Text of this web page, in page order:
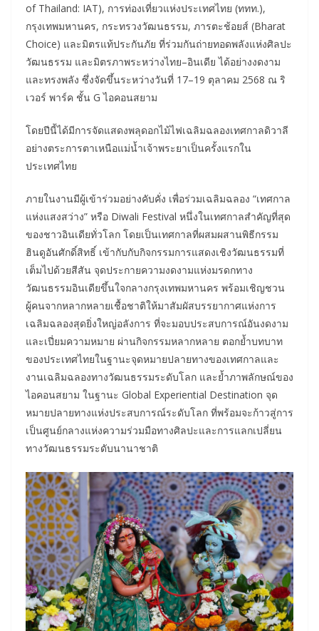
of Thailand: IAT), การท่องเที่ยวแห่งประเทศไทย (ททท.),
กรุงเทพมหานคร, กระทรวงวัฒนธรรม, ภารตะช้อยส์ (Bharat
Choice) และมิตรแท้ประกันภัย ที่ร่วมกันถ่ายทอดพลังแห่งศิลปะ
วัฒนธรรม และมิตรภาพระหว่างไทย–อินเดีย ได้อย่างงดงาม
และทรงพลัง ซึ่งจัดขึ้นระหว่างวันที่ 17–19 ตุลาคม 2568 ณ ริ
เวอร์ พาร์ค ชั้น G ไอคอนสยาม
โดยปีนี้ได้มีการจัดแสดงพลุดอกไม้ไฟเฉลิมฉลองเทศกาลดิวาลี
อย่างตระการตาเหนือแม่น้ำเจ้าพระยาเป็นครั้งแรกใน
ประเทศไทย
ภายในงานมีผู้เข้าร่วมอย่างคับคั่ง เพื่อร่วมเฉลิมฉลอง “เทศกาล
แห่งแสงสว่าง” หรือ Diwali Festival หนึ่งในเทศกาลสำคัญที่สุด
ของชาวอินเดียทั่วโลก โดยเป็นเทศกาลที่ผสมผสานพิธีกรรม
ฮินดูอันศักดิ์สิทธิ์ เข้ากับกับกิจกรรมการแสดงเชิงวัฒนธรรมที่
เต็มไปด้วยสีสัน จุดประกายความงดงามแห่งมรดกทาง
วัฒนธรรมอินเดียขึ้นใจกลางกรุงเทพมหานคร พร้อมเชิญชวน
ผู้คนจากหลากหลายเชื้อชาติให้มาสัมผัสบรรยากาศแห่งการ
เฉลิมฉลองสุดยิ่งใหญ่อลังการ ที่จะมอบประสบการณ์อันงดงาม
และเปี่ยมความหมาย ผ่านกิจกรรมหลากหลาย ตอกย้ำบทบาท
ของประเทศไทยในฐานะจุดหมายปลายทางของเทศกาลและ
งานเฉลิมฉลองทางวัฒนธรรมระดับโลก และย้ำภาพลักษณ์ของ
ไอคอนสยาม ในฐานะ Global Experiential Destination จุด
หมายปลายทางแห่งประสบการณ์ระดับโลก ที่พร้อมจะก้าวสู่การ
เป็นศูนย์กลางแห่งความร่วมมือทางศิลปะและการแลกเปลี่ยน
ทางวัฒนธรรมระดับนานาชาติ